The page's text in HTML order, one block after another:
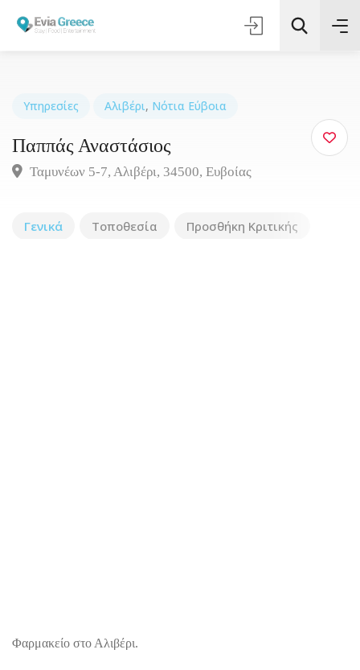
Τοποθεσία
Υπηρεσίες Αλιβέρι, Νότια Εύβοια
Παππάς Αναστάσιος
Ταμυνέων 5-7, Αλιβέρι, 34500, Ευβοίας
Γενικά Τοποθεσία Προσθήκη Κριτικής
Φαρμακείο στο Αλιβέρι.